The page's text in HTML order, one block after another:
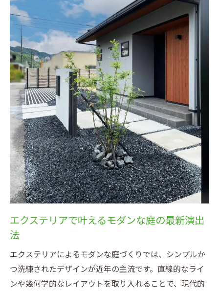
エクステリアで叶えるモダンな庭の最新演出
法
エクステリアによるモダンな庭づくりでは、シンプルか
つ洗練されたデザインが近年の主流です。直線的なライ
ンや幾何学的なレイアウトを取り入れることで、現代的